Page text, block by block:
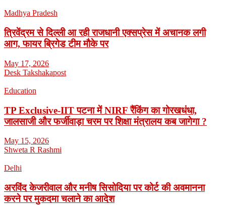
Madhya Pradesh
त्रिवेंद्रम से दिल्ली आ रही राजधानी एक्सप्रेस में अचानक लगी
आग, फायर ब्रिगेड टीम मौके पर
May 17, 2026
Desk Takshakapost
Education
TP Exclusive-IIT पटना में NIRF रैंकिंग का गोरखधंधा,
जालसाजी और फर्जीवाड़ा चरम पर शिक्षा मंत्रालय कब जागेगा ?
May 15, 2026
Shweta R Rashmi
Delhi
अरविंद केजरीवाल और मनीष सिसोदिया पर कोर्ट की अवमानना
करने पर मुकदमा चलाने का आदेश